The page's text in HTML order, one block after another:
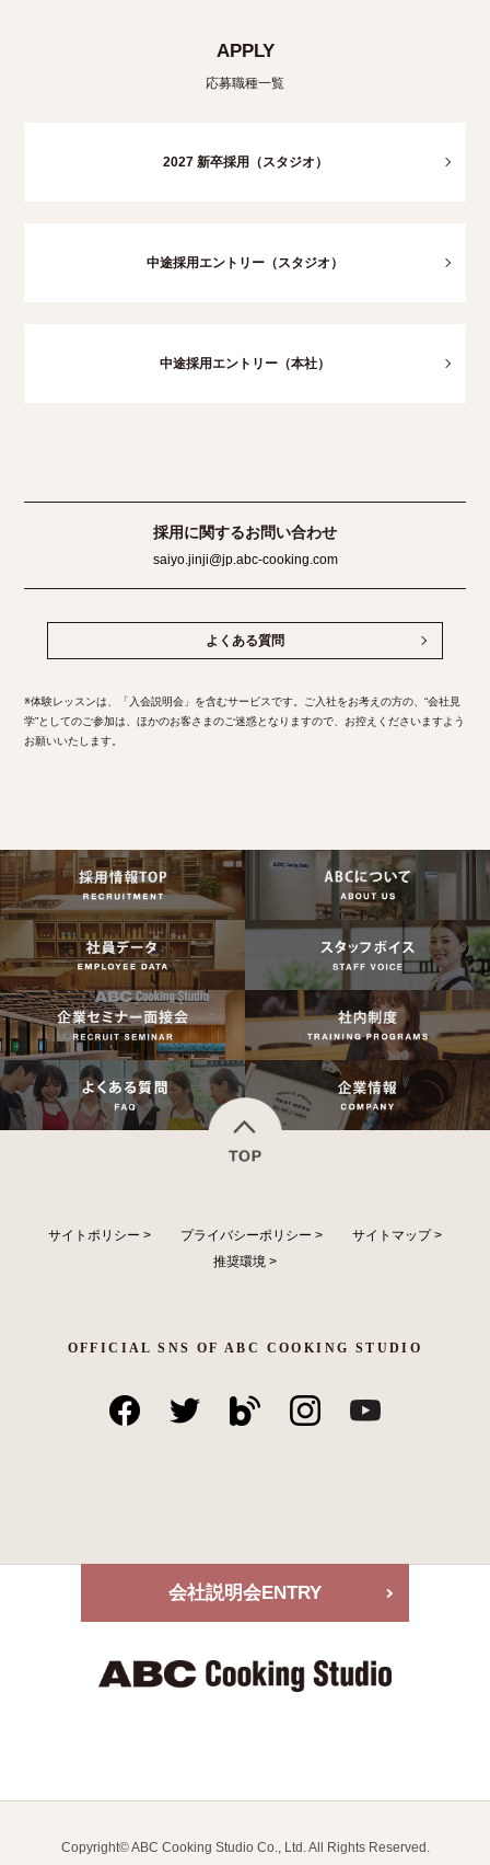
会社説明会ENTRY
APPLY
応募職種一覧
2027 新卒採用（スタジオ）
中途採用エントリー（スタジオ）
中途採用エントリー（本社）
採用に関するお問い合わせ
saiyo.jinji@jp.abc-cooking.com
よくある質問
※体験レッスンは、「入会説明会」を含むサービスです。ご入社をお考えの方の、“会社見
学”としてのご参加は、ほかのお客さまのご迷惑となりますので、お控えくださいますよう
お願いいたします。
サイトポリシー > プライバシーポリシー > サイトマップ>
推奨環境 >
OFFICIAL SNS OF ABC COOKING STUDIO
Copyright© ABC Cooking Studio Co., Ltd. All Rights Reserved.